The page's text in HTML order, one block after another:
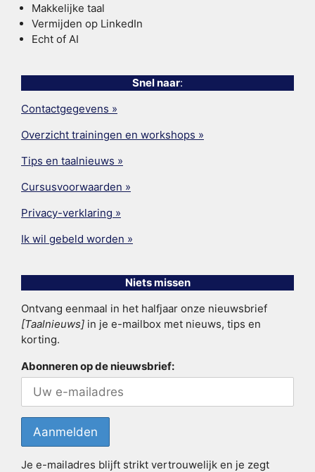
Makkelijke taal
Vermijden op LinkedIn
Echt of AI
Snel naar:
Contactgegevens »
Overzicht trainingen en workshops »
Tips en taalnieuws »
Cursusvoorwaarden »
Privacy-verklaring »
Ik wil gebeld worden »
Niets missen
Ontvang eenmaal in het halfjaar onze nieuwsbrief
[Taalnieuws] in je e-mailbox met nieuws, tips en
korting.
Abonneren op de nieuwsbrief:
Je e-mailadres blijft strikt vertrouwelijk en je zegt